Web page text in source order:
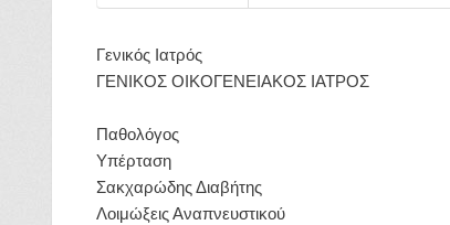
Γενικός Ιατρός
ΓΕΝΙΚΟΣ ΟΙΚΟΓΕΝΕΙΑΚΟΣ ΙΑΤΡΟΣ
Παθολόγος
Υπέρταση
Σακχαρώδης Διαβήτης
Λοιμώξεις Αναπνευστικού